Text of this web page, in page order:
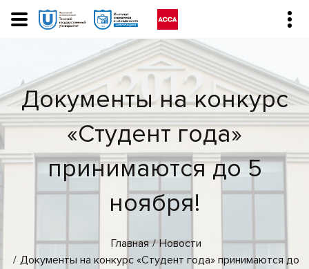
Документы на конкурс
«Студент года»
принимаются до 5
ноября!
Главная
Новости
Документы на конкурс «Студент года» принимаются до